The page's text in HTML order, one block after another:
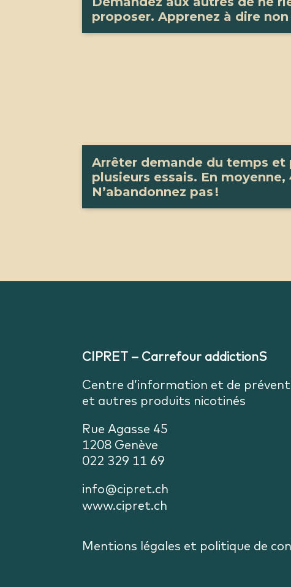
proposer. Apprenez à dire non
Arrêter demande du temps et
plusieurs essais. En
N’abandonnez pas !
CIPRET – Carrefour addictionS
Centre d’information et de
et autres produits nicotinés
Rue Agasse 45
1208 Genève
022 329 11 69
info@cipret.ch
www.cipret.ch
Mentions légales et politique de